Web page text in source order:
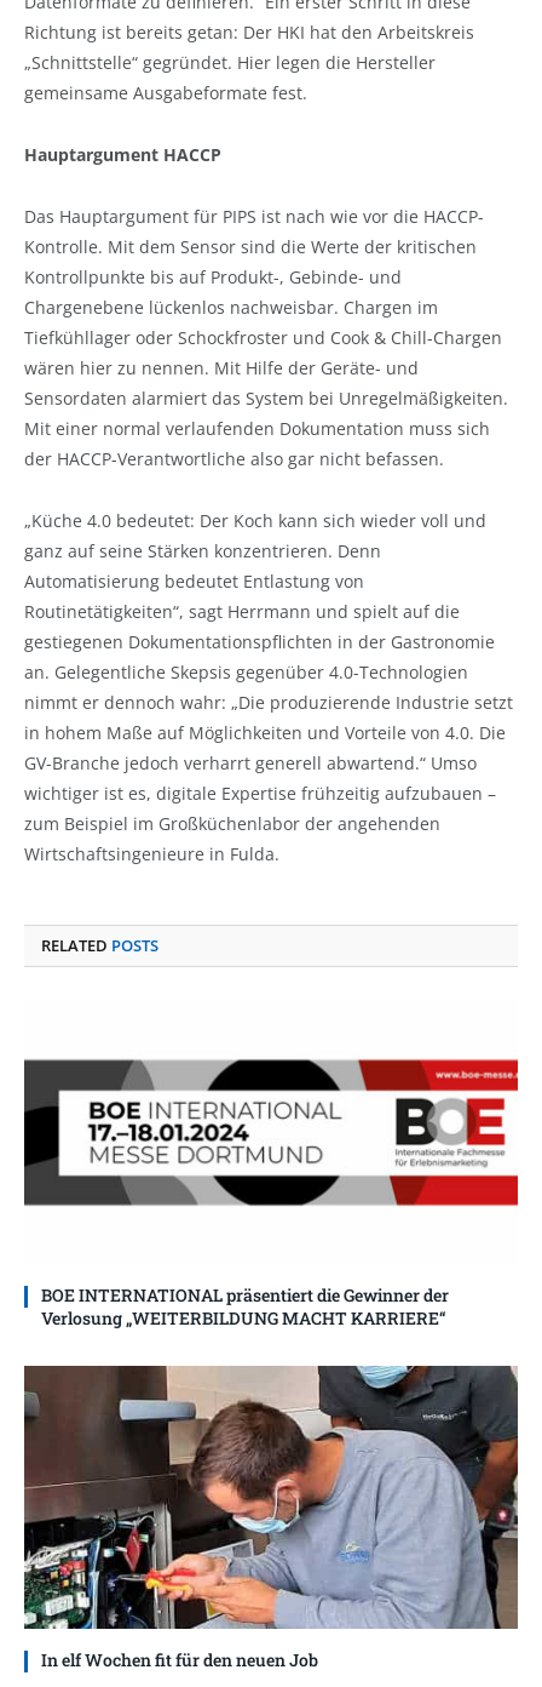
Richtung ist bereits getan: Der HKI hat den Arbeitskreis
„Schnittstelle“ gegründet. Hier legen die Hersteller
gemeinsame Ausgabeformate fest.
Hauptargument HACCP
Das Hauptargument für PIPS ist nach wie vor die HACCP-
Kontrolle. Mit dem Sensor sind die Werte der kritischen
Kontrollpunkte bis auf Produkt-, Gebinde- und
Chargenebene lückenlos nachweisbar. Chargen im
Tiefkühllager oder Schockfroster und Cook & Chill-Chargen
wären hier zu nennen. Mit Hilfe der Geräte- und
Sensordaten alarmiert das System bei Unregelmäßigkeiten.
Mit einer normal verlaufenden Dokumentation muss sich
der HACCP-Verantwortliche also gar nicht befassen.
„Küche 4.0 bedeutet: Der Koch kann sich wieder voll und
ganz auf seine Stärken konzentrieren. Denn
Automatisierung bedeutet Entlastung von
Routinetätigkeiten“, sagt Herrmann und spielt auf die
gestiegenen Dokumentationspflichten in der Gastronomie
an. Gelegentliche Skepsis gegenüber 4.0-Technologien
nimmt er dennoch wahr: „Die produzierende Industrie setzt
in hohem Maße auf Möglichkeiten und Vorteile von 4.0. Die
GV-Branche jedoch verharrt generell abwartend.“ Umso
wichtiger ist es, digitale Expertise frühzeitig aufzubauen –
zum Beispiel im Großküchenlabor der angehenden
Wirtschaftsingenieure in Fulda.
RELATED POSTS
BOE INTERNATIONAL präsentiert die Gewinner der
Verlosung „WEITERBILDUNG MACHT KARRIERE“
In elf Wochen fit für den neuen Job